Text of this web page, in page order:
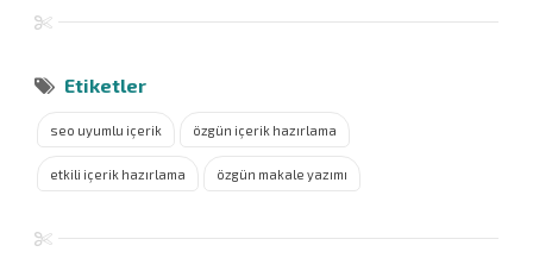
Etiketler
seo uyumlu içerik özgün içerik hazırlama
etkili içerik hazırlama özgün makale yazımı